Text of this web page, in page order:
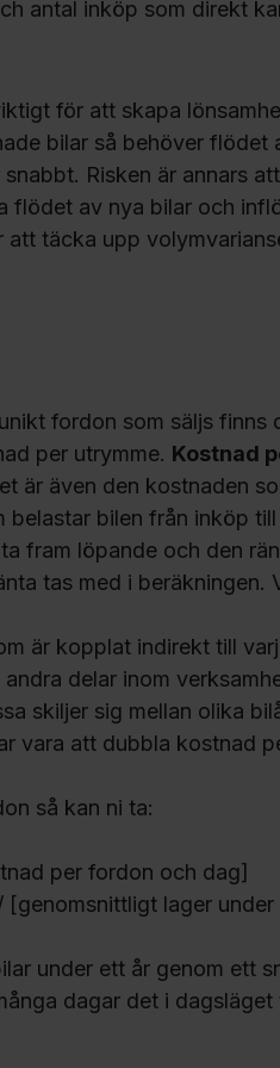
antal inköp som direkt
för att skapa
bilar så behöver flödet
Risken är annars
flödet av nya bilar och
täcka upp
fordon som säljs finns
per utrymme. Kostnad
är även den kostnaden
belastar bilen från inköp till
fram löpande och den
tas med i beräkningen.
är kopplat indirekt till
delar inom
skiljer sig mellan olika
vara att dubbla kostnad
så kan ni ta:
per fordon och dag]
lager under
under ett år genom ett
dagar det i